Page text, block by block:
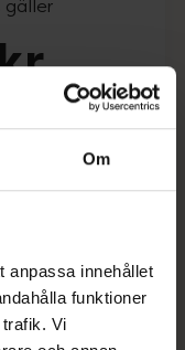
Om
anpassa innehållet
funktioner
Vi
gäller